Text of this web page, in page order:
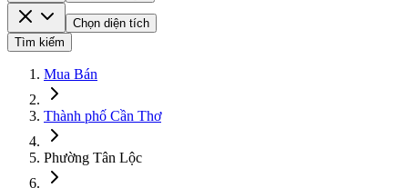
Chọn diện tích
Tìm kiếm
Mua Bán
Thành phố Cần Thơ
Phường Tân Lộc